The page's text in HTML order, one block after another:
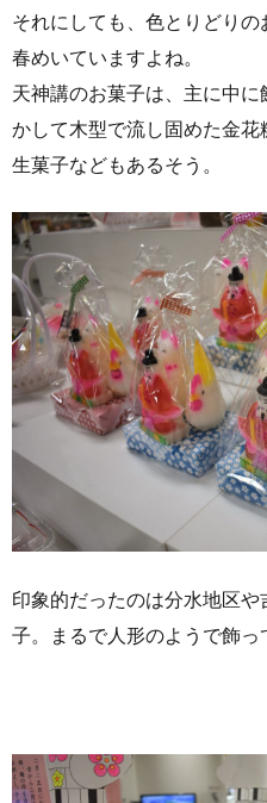
それにしても、色とりどり
春めいていますよね。
天神講のお菓子は、主に中
かして木型で流し固めた金
生菓子などもあるそう。
印象的だったのは分水地区
子。まるで人形のようで飾っ